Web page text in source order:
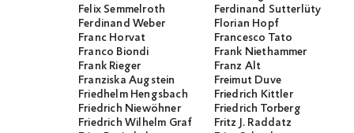
Felix Semmelroth
Ferdinand Sutterlüty
Ferdinand Weber
Florian Hopf
Franc Horvat
Francesco Tato
Franco Biondi
Frank Niethammer
Frank Rieger
Franz Alt
Franziska Augstein
Freimut Duve
Friedhelm Hengsbach
Friedrich Kittler
Friedrich Niewöhner
Friedrich Torberg
Friedrich Wilhelm Graf
Fritz J. Raddatz